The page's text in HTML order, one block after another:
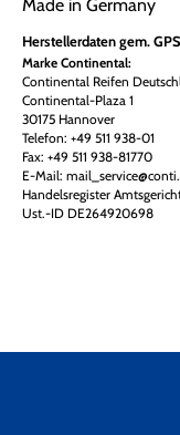
Made in Germany
Herstellerdaten gem.
Marke Continental:
Continental Reifen
Continental-Plaza 1
30175 Hannover
Telefon: +49 511 938-01
Fax: +49 511 938-81770
E-Mail:
Handelsregister
Ust.-ID DE264920698